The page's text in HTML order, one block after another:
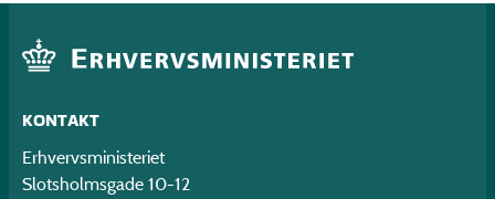
KONTAKT
Erhvervsministeriet
Slotsholmsgade 10-12